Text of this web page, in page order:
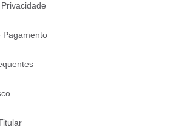
Pagamento